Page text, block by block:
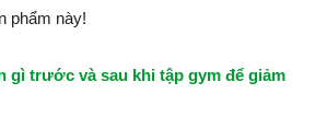
phẩm này!
gì trước và sau khi tập gym để giảm